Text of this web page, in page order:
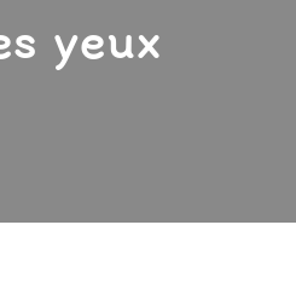
yeux